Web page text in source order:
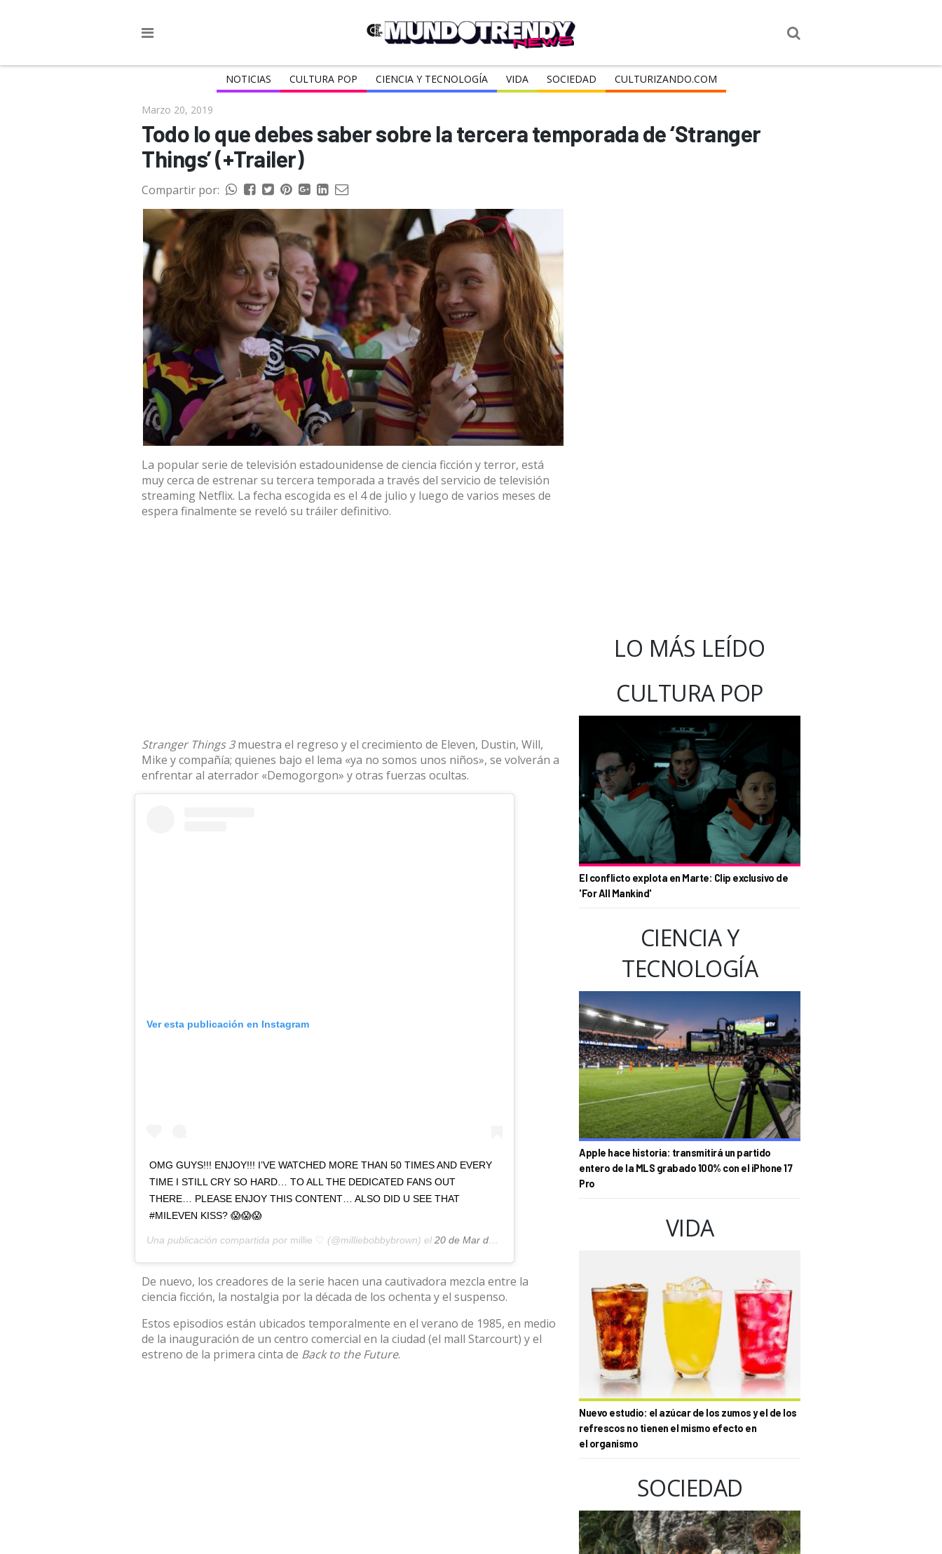
NOTICIAS CULTURA POP CIENCIA Y TECNOLOGÍA VIDA SOCIEDAD CULTURIZANDO.COM
Marzo 20, 2019
Todo lo que debes saber sobre la tercera temporada de ‘Stranger
Things’ (+Trailer)
Compartir por:
La popular serie de televisión estadounidense de ciencia ficción y terror, está
muy cerca de estrenar su tercera temporada a través del servicio de televisión
streaming Netflix. La fecha escogida es el 4 de julio y luego de varios meses de
espera finalmente se reveló su tráiler definitivo.
Stranger Things 3muestra el regreso y el crecimiento de Eleven, Dustin, Will,
Mike y compañía; quienes bajo el lema «ya no somos unos niños», se volverán a
enfrentar al aterrador «Demogorgon» y otras fuerzas ocultas.
Ver esta publicación en Instagram
OMG GUYS!!! ENJOY!!! I’VE WATCHED MORE THAN 50 TIMES AND EVERY
TIME I STILL CRY SO HARD… TO ALL THE DEDICATED FANS OUT
THERE… PLEASE ENJOY THIS CONTENT… ALSO DID U SEE THAT
#MILEVEN KISS? 😱😱😱
Una publicación compartida por millie ♡ (@milliebobbybrown) el 20 de Mar de 2019 a las 5:42 PDT
De nuevo, los creadores de la serie hacen una cautivadora mezcla entre la
ciencia ficción, la nostalgia por la década de los ochenta y el suspenso.
Estos episodios están ubicados temporalmente en el verano de 1985, en medio
de la inauguración de un centro comercial en la ciudad (el mall Starcourt) y el
estreno de la primera cinta de Back to the Future.
LO MÁS LEÍDO
CULTURA POP
El conflicto explota en Marte: Clip exclusivo de
'For All Mankind'
CIENCIA Y
TECNOLOGÍA
Apple hace historia: transmitirá un partido
entero de la MLS grabado 100% con el iPhone 17
Pro
VIDA
Nuevo estudio: el azúcar de los zumos y el de los
refrescos no tienen el mismo efecto en
el organismo
SOCIEDAD